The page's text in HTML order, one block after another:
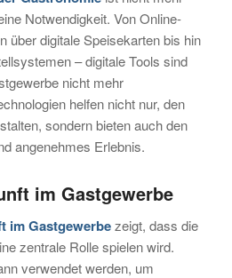
Notwendigkeit. Von Online-
über digitale Speisekarten bis hin
– digitale Tools sind
nicht mehr
helfen nicht nur, den
sondern bieten auch den
angenehmes Erlebnis.
im Gastgewerbe
im Gastgewerbezeigt, dass die
zentrale Rolle spielen wird.
verwendet werden, um